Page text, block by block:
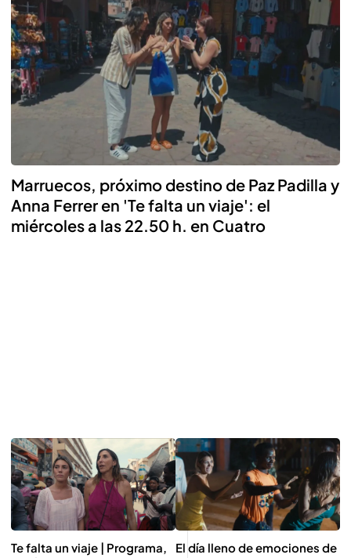
Marruecos, próximo destino de Paz Padilla y
Anna Ferrer en 'Te falta un viaje': el
miércoles a las 22.50 h. en Cuatro
Te falta un viaje | Programa,
El día lleno de emociones de